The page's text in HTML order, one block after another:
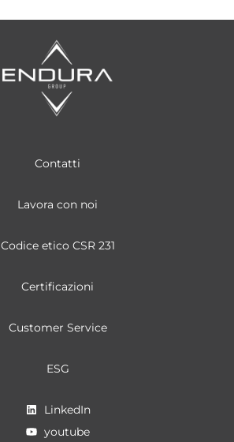
Contatti
Lavora con noi
Codice etico CSR 231
Certificazioni
Customer Service
ESG
LinkedIn
youtube